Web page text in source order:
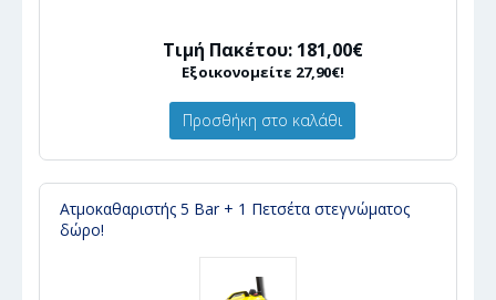
Τιμή Πακέτου: 181,00€
Εξοικονομείτε 27,90€!
Προσθήκη στο καλάθι
Ατμοκαθαριστής 5 Bar + 1 Πετσέτα στεγνώματος
δώρο!